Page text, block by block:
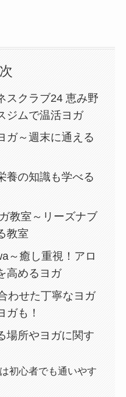
スクラブ24 恵み野
ジムで温活ヨガ
ガ～週末に通える
養の知識も学べる
教室～リーズナブ
教室
～癒し重視！アロ
高めるヨガ
わせた丁寧なヨガ
も！
場所やヨガに関す
初心者でも通いやす